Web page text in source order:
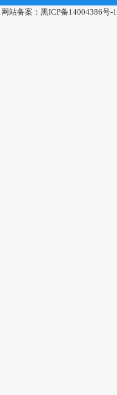
网站备案：黑ICP备14004386号-1